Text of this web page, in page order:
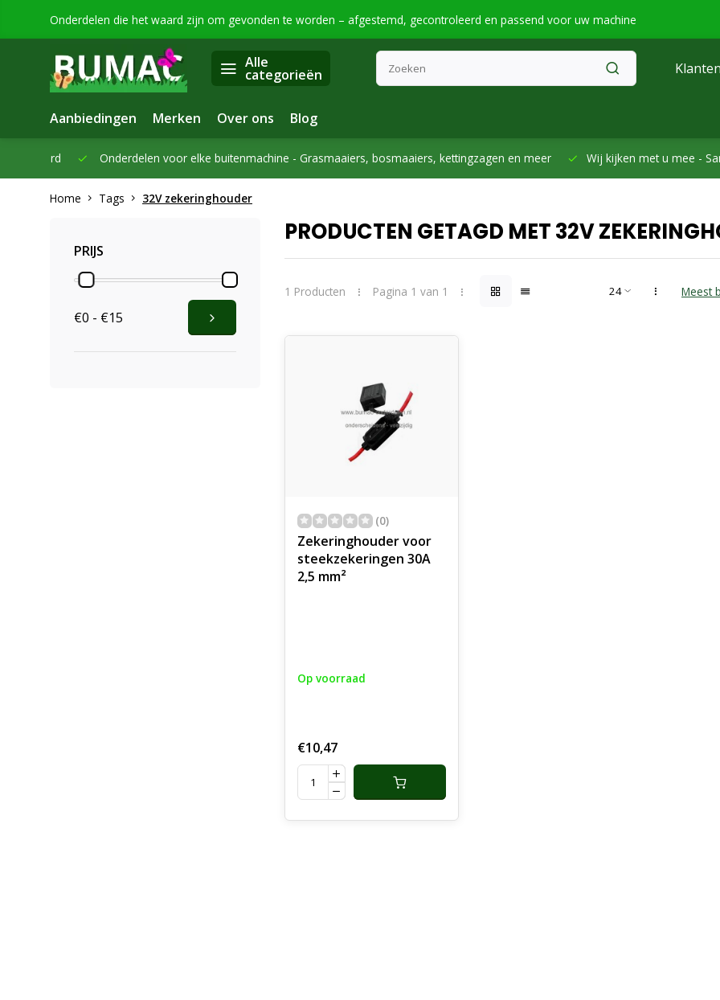
Onderdelen die het waard zijn om gevonden te worden – afgestemd, gecontroleerd en passend voor uw machine
Alle
categorieën
Aanbiedingen Merken Over ons Blog
Onderdelen voor elke buitenmachine -Grasmaaiers, bosmaaiers, kettingzagen en meer Wij kijken met u mee -Samen
Home Tags 32V zekeringhouder
PRIJS
€0 - €15
PRODUCTEN GETAGD MET 32V
1 Producten Pagina 1 van 1 Meest
(0)
Zekeringhouder voor
steekzekeringen 30A
2,5 mm²
Op voorraad
€10,47